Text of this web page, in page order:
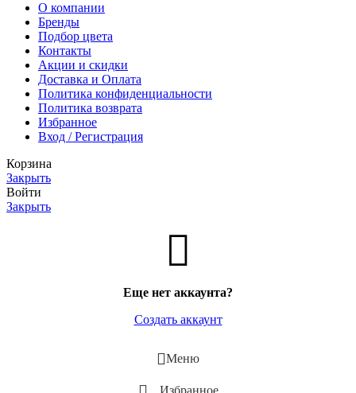
О компании
Бренды
Подбор цвета
Контакты
Акции и скидки
Доставка и Оплата
Политика конфиденциальности
Политика возврата
Избранное
Вход / Регистрация
Корзина
Закрыть
Войти
Закрыть
Еще нет аккаунта?
Создать аккаунт
Меню